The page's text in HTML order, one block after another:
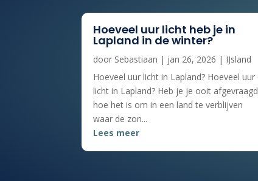
Hoeveel uur licht heb je in
Lapland in de winter?
door Sebastiaan | jan 26, 2026 | IJsland
Hoeveel uur licht in Lapland? Hoeveel uur
licht in Lapland? Heb je je ooit afgevraagd
hoe het is om in een land te verblijven
waar de zon...
Lees meer